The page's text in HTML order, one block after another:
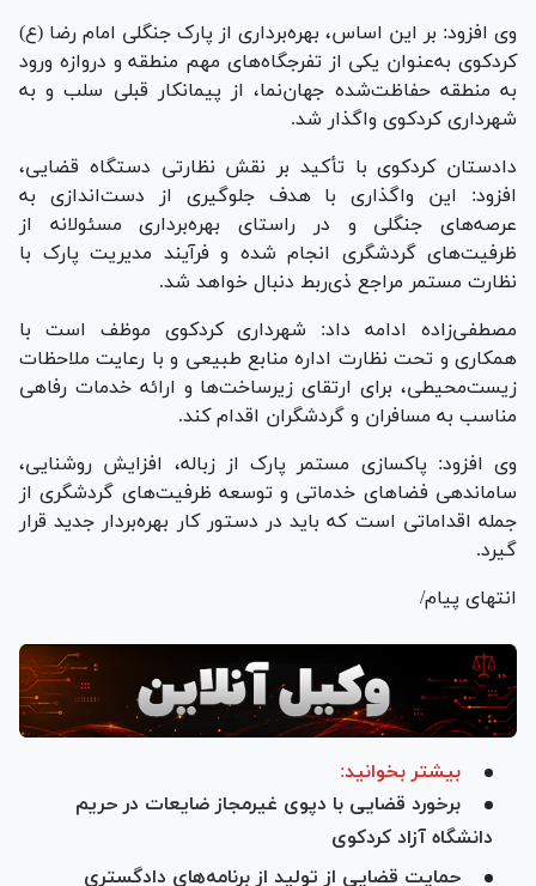
وی افزود: بر این اساس، بهره‌برداری از پارک جنگلی امام رضا (ع)
کردکوی به‌عنوان یکی از تفرجگاه‌های مهم منطقه و دروازه ورود
به منطقه حفاظت‌شده جهان‌نما، از پیمانکار قبلی سلب و به
شهرداری کردکوی واگذار شد.
دادستان کردکوی با تأکید بر نقش نظارتی دستگاه قضایی،
افزود: این واگذاری با هدف جلوگیری از دست‌اندازی به
عرصه‌های جنگلی و در راستای بهره‌برداری مسئولانه از
ظرفیت‌های گردشگری انجام شده و فرآیند مدیریت پارک با
نظارت مستمر مراجع ذی‌ربط دنبال خواهد شد.
مصطفی‌زاده ادامه داد: شهرداری کردکوی موظف است با
همکاری و تحت نظارت اداره منابع طبیعی و با رعایت ملاحظات
زیست‌محیطی، برای ارتقای زیرساخت‌ها و ارائه خدمات رفاهی
مناسب به مسافران و گردشگران اقدام کند.
وی افزود: پاکسازی مستمر پارک از زباله، افزایش روشنایی،
ساماندهی فضا‌های خدماتی و توسعه ظرفیت‌های گردشگری از
جمله اقداماتی است که باید در دستور کار بهره‌بردار جدید قرار
گیرد.
انتهای پیام/
بیشتر بخوانید:
برخورد قضایی با دپوی غیرمجاز ضایعات در حریم
دانشگاه آزاد کردکوی
حمایت قضایی از تولید از برنامه‌های دادگستری